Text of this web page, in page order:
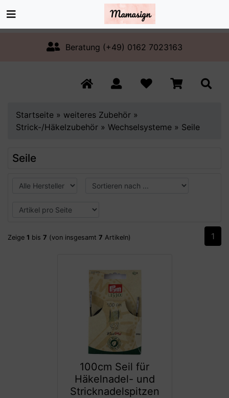
Beratung (+49) 0162 7023163
Startseite » weiteres Zubehör »
Strick-/Häkelzubehör » Wechselsysteme » Seile
Seile
Zeige 1 bis 7 (von insgesamt 7 Artikeln) 1
100cm Seil für
Häkelnadel- und
Stricknadelspitzen